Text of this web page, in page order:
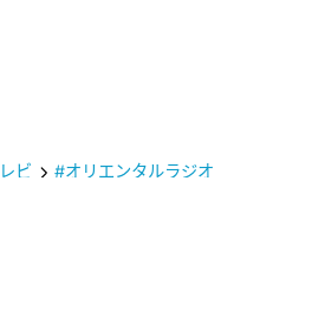
ビ #オリエンタルラジオ